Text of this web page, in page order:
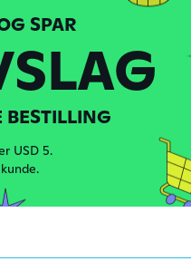
Másfajta. Nem
USD 5.